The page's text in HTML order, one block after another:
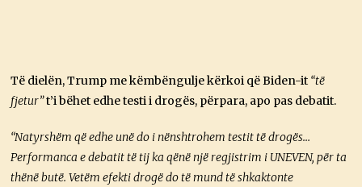
Të dielën, Trump me këmbëngulje kërkoi që Biden-it “të
fjetur”t’i bëhet edhe testi i drogës, përpara, apo pas debatit.
“Natyrshëm që edhe unë do i nënshtrohem testit të drogës…
Performanca e debatit të tij ka qënë një regjistrim i UNEVEN, për ta
thënë butë. Vetëm efekti drogë do të mund të shkaktonte